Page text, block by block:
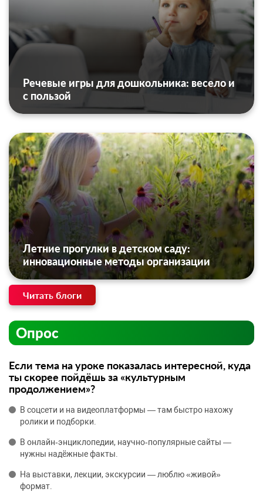
Речевые игры для дошкольника: весело и
с пользой
Летние прогулки в детском саду:
инновационные методы организации
Читать блоги
Опрос
Если тема на уроке показалась интересной, куда
ты скорее пойдёшь за «культурным
продолжением»?
В соцсети и на видеоплатформы — там быстро нахожу
ролики и подборки.
В онлайн‑энциклопедии, научно‑популярные сайты —
нужны надёжные факты.
На выставки, лекции, экскурсии — люблю «живой»
формат.